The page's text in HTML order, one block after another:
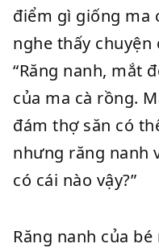
điểm gì giống ma
nghe thấy
“Răng nanh, mắt
của ma cà rồng.
đám thợ săn có
nhưng răng nanh
có cái nào vậy?”
Răng nanh của